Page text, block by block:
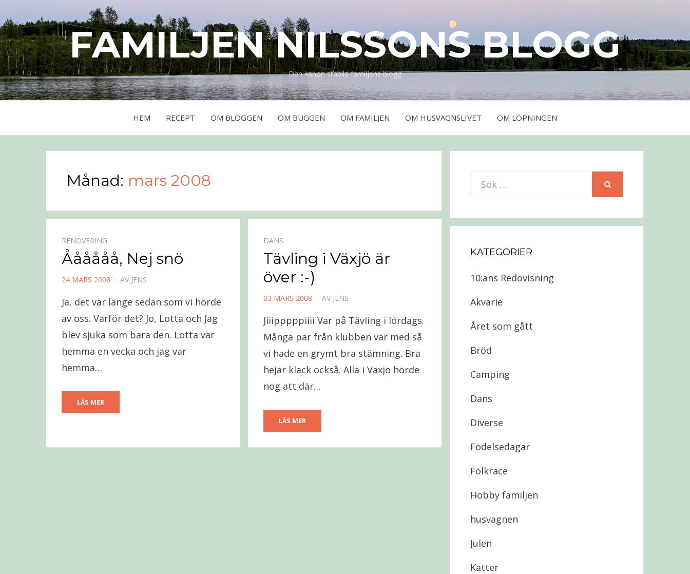
FAMILJEN NILSSONS BLOGG
Den kanon stabila familjens blogg
HEM RECEPT OM BLOGGEN OM BUGGEN OM FAMILJEN OM HUSVAGNSLIVET OM LÖPNINGEN
Månad: mars 2008
RENOVERING
Åååååå, Nej snö
PUBLICERAD
24 MARS 2008 AV JENS
Ja, det var länge sedan som vi hörde
av oss. Varför det? Jo, Lotta och Jag
blev sjuka som bara den. Lotta var
hemma en vecka och jag var
hemma…
LÄS MER
DANS
Tävling i Växjö är
över :-)
PUBLICERAD
03 MARS 2008 AV JENS
Jiiipppppiiii Var på Tävling i lördags.
Många par från klubben var med så
vi hade en grymt bra stämning. Bra
hejar klack också. Alla i Växjö hörde
nog att där…
LÄS MER
Sök
KATEGORIER
10:ans Redovisning
Akvarie
Året som gått
Bröd
Camping
Dans
Diverse
Födelsedagar
Folkrace
Hobby familjen
husvagnen
Julen
Katter